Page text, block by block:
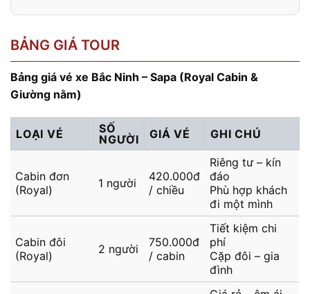
BẢNG GIÁ TOUR
Bảng giá vé xe Bắc Ninh – Sapa (Royal Cabin &
Giường nằm)
LOẠI VÉ
SỐ
NGƯỜI
GIÁ VÉ GHI CHÚ
Cabin đơn
(Royal)
1 người
420.000đ
/ chiều
Riêng tư – kín
đáo
Phù hợp khách
đi một mình
Cabin đôi
(Royal)
2 người
750.000đ
/ cabin
Tiết kiệm chi
phí
Cặp đôi – gia
đình